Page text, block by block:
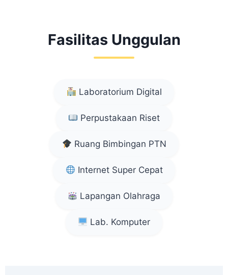
Fasilitas Unggulan
Laboratorium Digital
Perpustakaan Riset
Ruang Bimbingan PTN
Internet Super Cepat
Lapangan Olahraga
Lab. Komputer